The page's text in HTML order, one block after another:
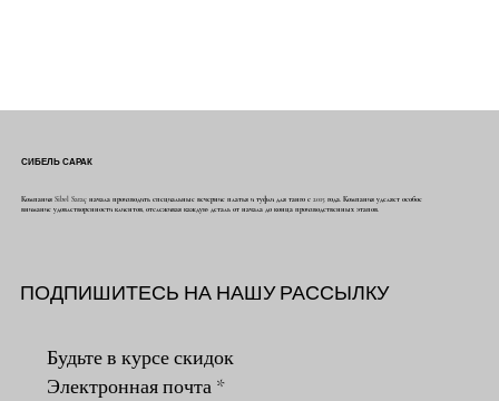
СИБЕЛЬ САРАК
Компания Sibel Saraç начала производить специальные вечерние платья и туфли для танго с 2015 года. Компания уделяет особое
внимание удовлетворенности клиентов, отслеживая каждую деталь от начала до конца производственных этапов.
ПОДПИШИТЕСЬ НА НАШУ РАССЫЛКУ
Будьте в курсе скидок
Электронная почта *